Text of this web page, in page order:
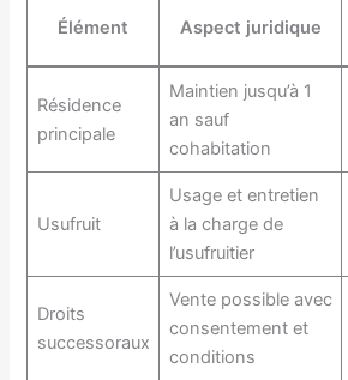
Élément Aspect juridique
Résidence
principale
Maintien jusqu’à 1
an sauf
cohabitation
Usufruit
Usage et entretien
à la charge de
l’usufruitier
Droits
successoraux
Vente possible avec
consentement et
conditions